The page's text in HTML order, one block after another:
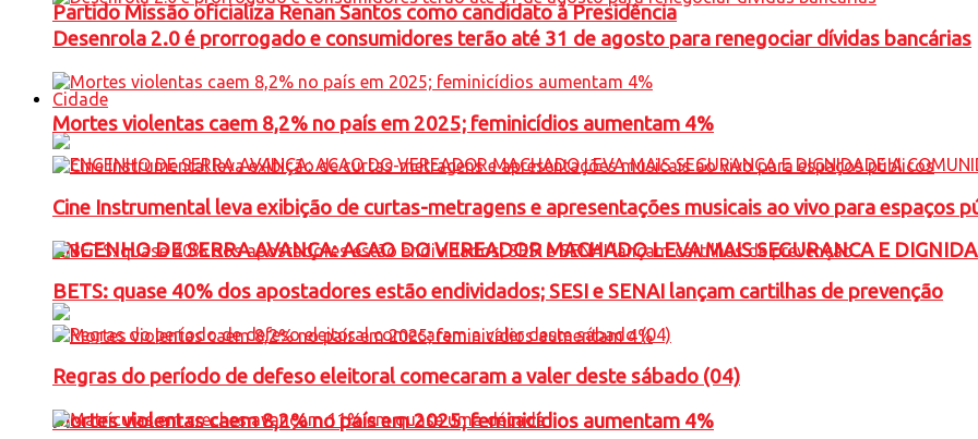
Partido Missão oficializa Renan Santos como candidato à Presidência
Cidade
ENGENHO DE SERRA AVANÇA: ACAO DO VEREADOR MACHADO LEVA MAIS SEGURANCA E
Mortes violentas caem 8,2% no país em 2025; feminicídios aumentam 4%
Desenrola 2.0 é prorrogado e consumidores terão até 31 de agosto para renegociar dívidas bancárias
Mortes violentas caem 8,2% no país em 2025; feminicídios aumentam 4%
Cine Instrumental leva exibição de curtas-metragens e apresentações musicais ao vivo para espaços
BETS: quase 40% dos apostadores estão endividados; SESI e SENAI lançam cartilhas de prevenção
Regras do período de defeso eleitoral comecaram a valer deste sábado (04)